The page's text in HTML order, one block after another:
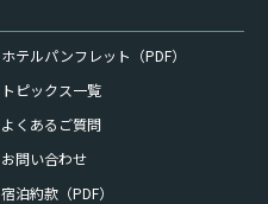
ホテルパンフレット（PDF）
トピックス一覧
よくあるご質問
お問い合わせ
宿泊約款（PDF）